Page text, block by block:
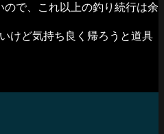
で、これ以上の釣り続行は余
けど気持ち良く帰ろうと道具